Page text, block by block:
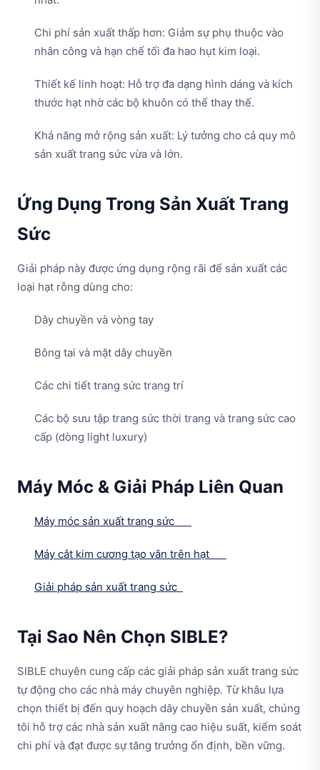
Chi phí sản xuất thấp hơn: Giảm sự phụ thuộc vào
nhân công và hạn chế tối đa hao hụt kim loại.
Thiết kế linh hoạt: Hỗ trợ đa dạng hình dáng và kích
thước hạt nhờ các bộ khuôn có thể thay thế.
Khả năng mở rộng sản xuất: Lý tưởng cho cả quy mô
sản xuất trang sức vừa và lớn.
Ứng Dụng Trong Sản Xuất Trang
Sức
Giải pháp này được ứng dụng rộng rãi để sản xuất các
loại hạt rỗng dùng cho:
Dây chuyền và vòng tay
Bông tai và mặt dây chuyền
Các chi tiết trang sức trang trí
Các bộ sưu tập trang sức thời trang và trang sức cao
cấp (dòng light luxury)
Máy Móc & Giải Pháp Liên Quan
Máy móc sản xuất trang sức
Máy cắt kim cương tạo vân trên hạt
Giải pháp sản xuất trang sức
Tại Sao Nên Chọn SIBLE?
SIBLE chuyên cung cấp các giải pháp sản xuất trang sức
tự động cho các nhà máy chuyên nghiệp. Từ khâu lựa
chọn thiết bị đến quy hoạch dây chuyền sản xuất, chúng
tôi hỗ trợ các nhà sản xuất nâng cao hiệu suất, kiểm soát
chi phí và đạt được sự tăng trưởng ổn định, bền vững.